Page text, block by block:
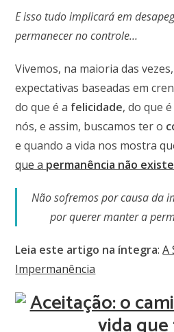
E isso tudo implicará em
permanecer no controle…
Vivemos, na maioria das
expectativas baseadas em
do que é a felicidade, do que é
nós, e assim, buscamos ter o
e quando a vida nos mostra
que a permanência não existe
Não sofremos por causa da
por querer manter a
Leia este artigo na íntegra:A
Impermanência